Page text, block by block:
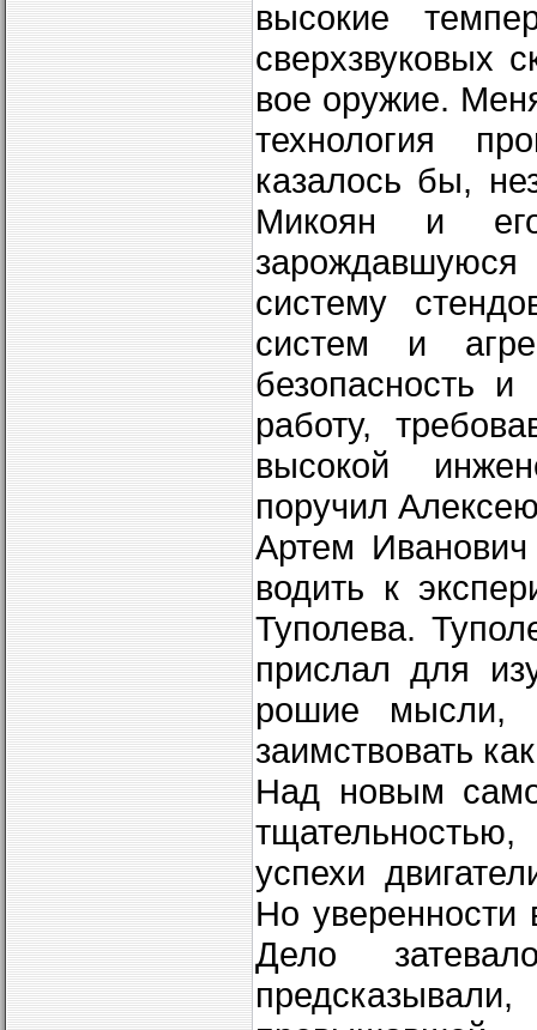
высокие
сверхзвуковых
вое оружие.
техноло­гия
казалось бы,
Микоян и его
систему
систем и
безопасность
работу,
высокой
поручил
Артем
водить к
Туполева.
прислал для
рошие мысли,
заимствовать
Над новым
успехи
Но
Дело